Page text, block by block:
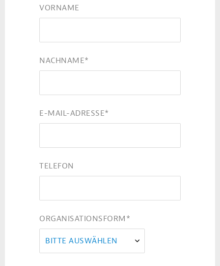
VORNAME
NACHNAME*
E-MAIL-ADRESSE*
TELEFON
ORGANISATIONSFORM *
BITTE AUSWÄHLEN